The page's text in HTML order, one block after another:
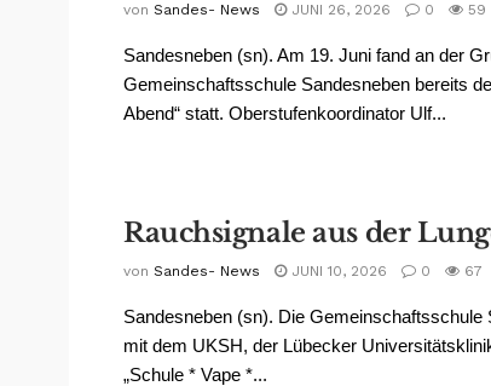
von Sandes- News JUNI 26, 2026 0 59
Sandesneben (sn). Am 19. Juni fand an der
Gemeinschaftsschule Sandesneben bereits
Abend“ statt. Oberstufenkoordinator Ulf...
Rauchsignale aus der
von Sandes- News JUNI 10, 2026 0 67
Sandesneben (sn). Die Gemeinschaftsschule
mit dem UKSH, der Lübecker
„Schule * Vape *...